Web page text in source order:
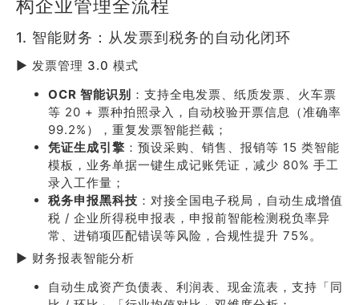
构企业管理全流程
1. 智能财务：从发票到税务的自动化闭环
▶ 发票管理 3.0 模式
OCR 智能识别 ：支持全电发票、纸质发票、火车票
等 20 + 票种拍照录入，自动校验开票信息（准确率
99.2%），重复发票智能拦截；
凭证生成引擎 ：预设采购、销售、报销等 15 类智能
模板，业务单据一键生成记账凭证，减少 80% 手工
录入工作量；
税务申报黑科技 ：对接全国电子税局，自动生成增值
税 / 企业所得税申报表，申报前智能检测税负率异
常、进销项匹配错误等风险，合规性提升 75%。
▶ 财务报表智能分析
自动生成资产负债表、利润表、现金流表，支持「同